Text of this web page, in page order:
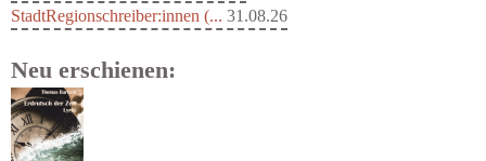
StadtRegionschreiber:innen (... 31.08.26
Neu erschienen: